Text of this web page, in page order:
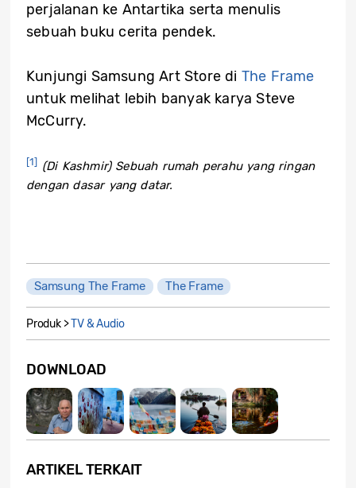
perjalanan ke Antartika serta menulis
sebuah buku cerita pendek.
Kunjungi Samsung Art Store di The Frame
untuk melihat lebih banyak karya Steve
McCurry.
[1] (Di Kashmir) Sebuah rumah perahu yang ringan
dengan dasar yang datar.
Samsung The Frame The Frame
Produk >TV & Audio
DOWNLOAD
ARTIKEL TERKAIT